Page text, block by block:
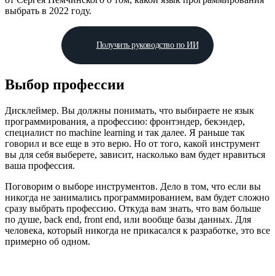
выбрать в 2022 году.
Получить руководство по ИИ
Выбор профессии
Дисклеймер. Вы должны понимать, что выбираете не язык
программирования, а профессию: фронтэндер, бекэндер,
специалист по machine learning и так далее. Я раньше так
говорил и все еще в это верю. Но от того, какой инструмент
вы для себя выберете, зависит, насколько вам будет нравиться
ваша профессия.
Поговорим о выборе инструментов. Дело в том, что если вы
никогда не занимались программированием, вам будет сложно
сразу выбрать профессию. Откуда вам знать, что вам больше
по душе, back end, front end, или вообще базы данных. Для
человека, который никогда не прикасался к разработке, это все
примерно об одном.